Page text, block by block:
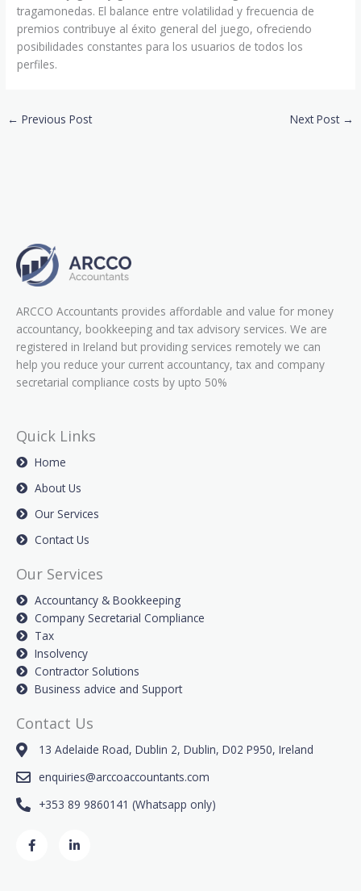
tragamonedas. El balance entre volatilidad y frecuencia de
premios contribuye al éxito general del juego, ofreciendo
posibilidades constantes para los usuarios de todos los
perfiles.
← Previous Post Next Post →
ARCCO Accountants provides affordable and value for money
accountancy, bookkeeping and tax advisory services. We are
registered in Ireland but providing services remotely we can
help you reduce your current accountancy, tax and company
secretarial compliance costs by upto 50%
Quick Links
Home
About Us
Our Services
Contact Us
Our Services
Accountancy & Bookkeeping
Company Secretarial Compliance
Tax
Insolvency
Contractor Solutions
Business advice and Support
Contact Us
13 Adelaide Road, Dublin 2, Dublin, D02 P950, Ireland
enquiries@arccoaccountants.com
+353 89 9860141 (Whatsapp only)
a i